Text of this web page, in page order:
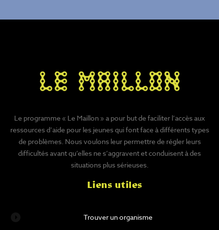
Le programme « Le Maillon » a pour but de faciliter l’accès aux
ressources d’aide pour les jeunes qui font face à différents types
de problèmes. Nous voulons leur permettre de régler leurs
difficultés avant qu’elles ne s’aggravent et conduisent à des
situations plus sérieuses.
Liens utiles
Trouver un organisme